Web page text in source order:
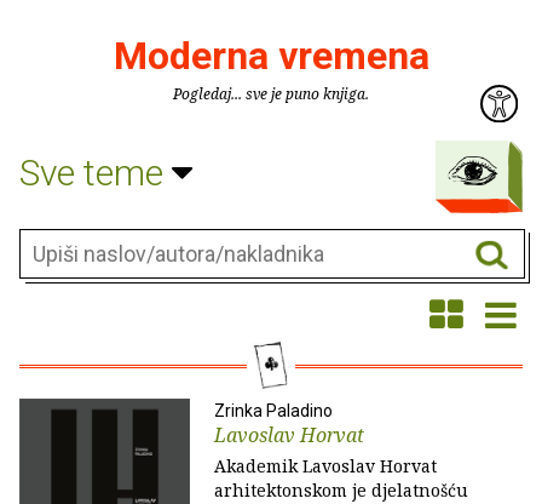
Moderna vremena
Pogledaj... sve je puno knjiga.
Sve teme
Zrinka Paladino
Lavoslav Horvat
Akademik Lavoslav Horvat
arhitektonskom je djelatnošću